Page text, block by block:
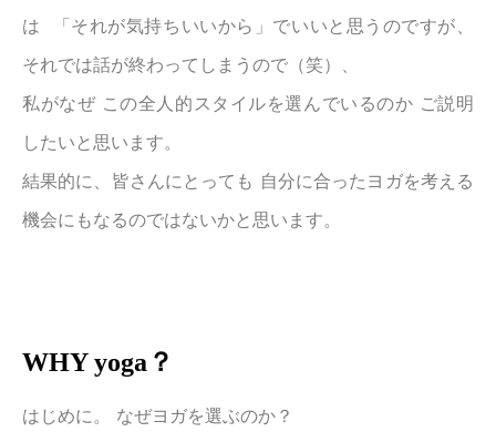
は 「それが気持ちいいから」でいいと思うのですが、
それでは話が終わってしまうので（笑）、
私がなぜ この全人的スタイルを選んでいるのか ご説明
したいと思います。
結果的に、皆さんにとっても 自分に合ったヨガを考える
機会にもなるのではないかと思います。
WHY yoga？
はじめに。 なぜヨガを選ぶのか？